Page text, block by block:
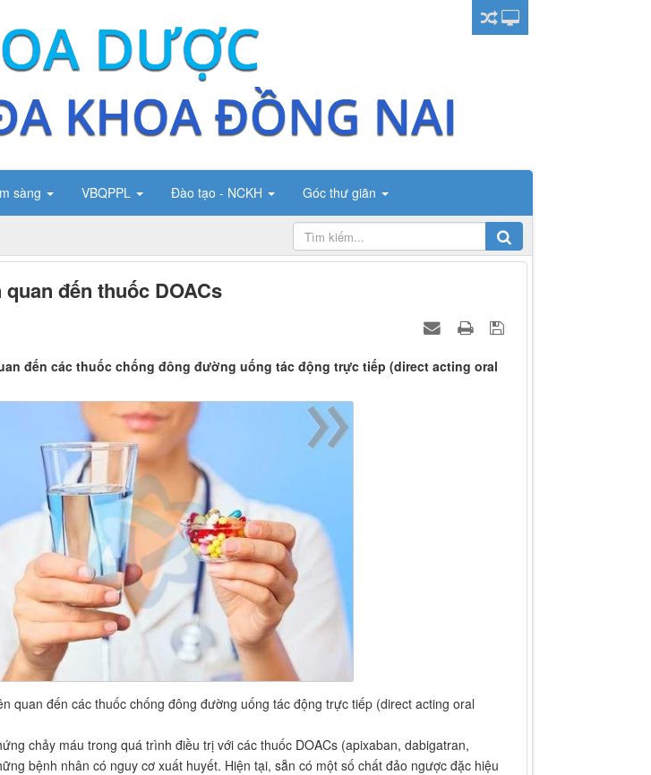
sàng VBQPPL Đào tạo - NCKH Góc thư giãn
đến thuốc DOACs
đến các thuốc chống đông đường uống tác động trực tiếp (direct acting oral
quan đến các thuốc chống đông đường uống tác động trực tiếp (direct acting oral
chảy máu trong quá trình điều trị với các thuốc DOACs (apixaban, dabigatran,
bệnh nhân có nguy cơ xuất huyết. Hiện tại, sẵn có một số chất đảo ngược đặc hiệu